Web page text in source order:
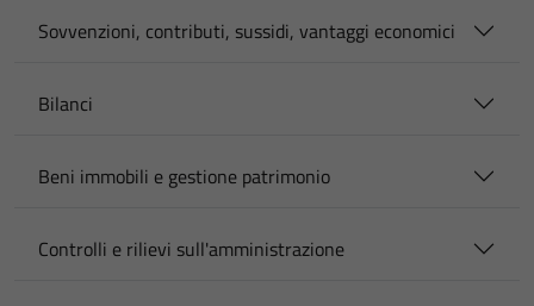
Sovvenzioni, contributi, sussidi, vantaggi economici
Bilanci
Beni immobili e gestione patrimonio
Controlli e rilievi sull'amministrazione